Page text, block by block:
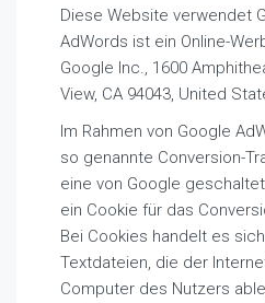
Diese Website verwendet
AdWords ist ein Online-
Google Inc., 1600
View, CA 94043, United
Im Rahmen von Google
so genannte Conversion-
eine von Google
ein Cookie für das
Bei Cookies handelt es
Textdateien, die der
Computer des Nutzers